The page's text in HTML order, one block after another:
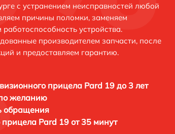
с устранением неисправностей любой
причины поломки, заменяем
устройства.
производителем запчасти, после
и предоставляем гарантию.
прицела Pard 19 до 3 лет
желанию
обращения
прицела Pard 19 от 35 минут